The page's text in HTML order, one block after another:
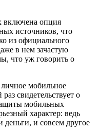
опция
источников, что
из официального
в нем зачастую
что уж говорить о
мобильное
свидетельствует о
мобильных
характер: ведь
деньги, и совсем другое